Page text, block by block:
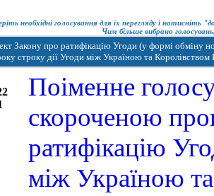
необхідні голосування для їх перегляду і натисніть
Чим більше вибрано
Закону про ратифікацію Угоди (у формі обміну
строку дії Угоди між Україною та
Поіменне
скороченою
ратифікацію
між Україною